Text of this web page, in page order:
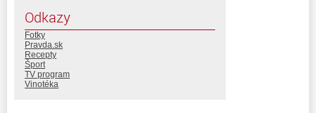
Odkazy
Fotky
Pravda.sk
Recepty
Šport
TV program
Vinotéka